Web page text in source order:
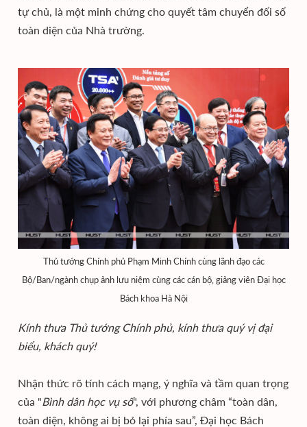
tự chủ, là một minh chứng cho quyết tâm chuyển đối số
toàn diện của Nhà trường.
Thủ tướng Chính phủ Phạm Minh Chính cùng lãnh đạo các
Bộ/Ban/ngành chụp ảnh lưu niệm cùng các cán bộ, giảng viên Đại học
Bách khoa Hà Nội
Kính thưa Thủ tướng Chính phủ, kính thưa quý vị đại
biểu, khách quý!
Nhận thức rõ tính cách mạng, ý nghĩa và tầm quan trọng
của "Bình dân học vụ số", với phương châm “toàn dân,
toàn diện, không ai bị bỏ lại phía sau”, Đại học Bách